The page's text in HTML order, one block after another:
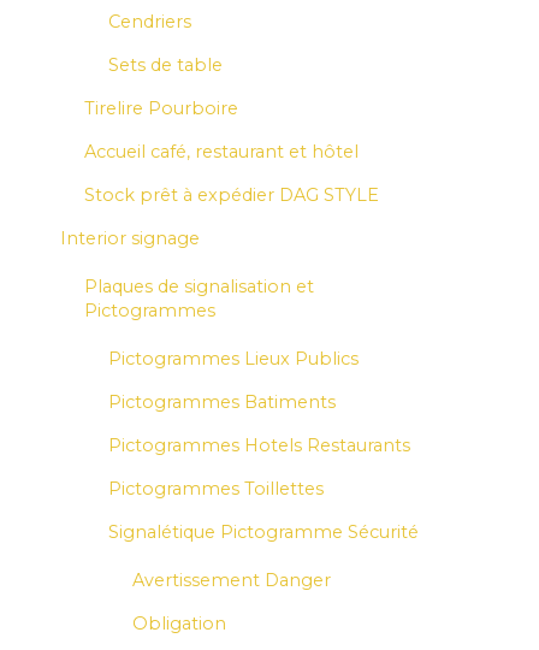
Cendriers
Sets de table
Tirelire Pourboire
Accueil café, restaurant et hôtel
Stock prêt à expédier DAG STYLE
Interior signage
Plaques de signalisation et
Pictogrammes
Pictogrammes Lieux Publics
Pictogrammes Batiments
Pictogrammes Hotels Restaurants
Pictogrammes Toillettes
Signalétique Pictogramme Sécurité
Avertissement Danger
Obligation